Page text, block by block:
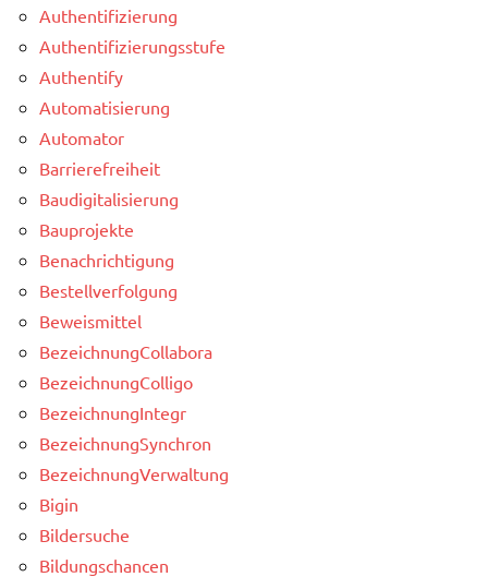
Authentifizierung
Authentifizierungsstufe
Authentify
Automatisierung
Automator
Barrierefreiheit
Baudigitalisierung
Bauprojekte
Benachrichtigung
Bestellverfolgung
Beweismittel
BezeichnungCollabora
BezeichnungColligo
BezeichnungIntegr
BezeichnungSynchron
BezeichnungVerwaltung
Bigin
Bildersuche
Bildungschancen